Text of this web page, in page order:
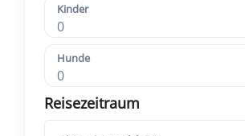
Kinder
0
Hunde
0
Reisezeitraum